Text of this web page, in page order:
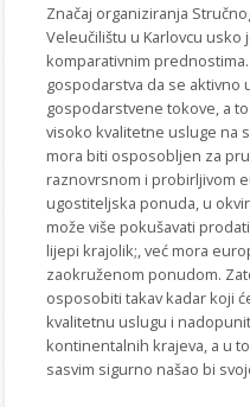
Značaj organiziranja
Veleučilištu u Karlovcu
komparativnim
gospodarstva da se aktivno
gospodarstvene tokove, a
visoko kvalitetne usluge na
mora biti osposobljen za
raznovrsnom i probirljivom
ugostiteljska ponuda, u
može više pokušavati
lijepi krajolik;, već mora
zaokruženom ponudom.
osposobiti takav kadar koji
kvalitetnu uslugu i
kontinentalnih krajeva, a u
sasvim sigurno našao bi